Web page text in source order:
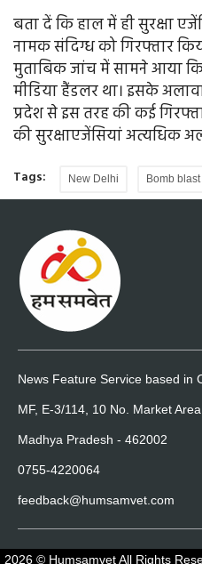
बता दें कि हाल में ही सुरक्षा
नामक संदिग्ध को गिरफ्तार
मुताबिक जांच में सामने आया
मीडिया हैंडलर था। इसके
प्रदेश से इस तरह की कई
की सुरक्षाएजेंसियां अत्यधिक
Tags: New Delhi Bomb blast
News Feature Service based in
MF, E-3/114, 10 No. Market
Madhya Pradesh - 462002
0755-4220064
feedback@humsamvet.com
2026 © Humsamvet All Rights